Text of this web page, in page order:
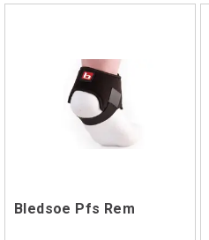
Bledsoe Pfs Rem